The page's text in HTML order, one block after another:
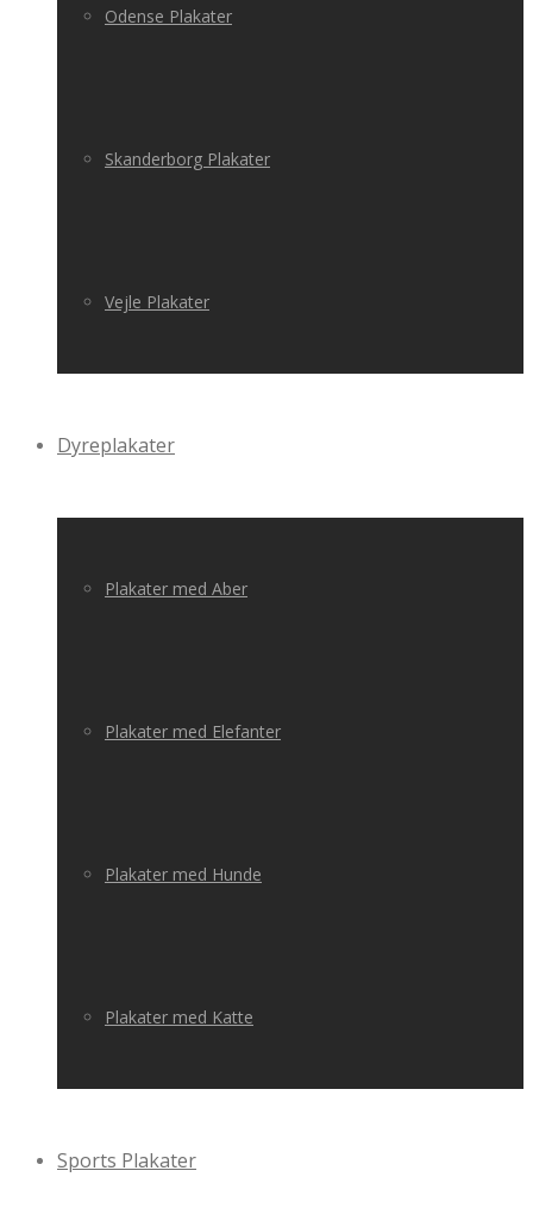
Odense Plakater
Skanderborg Plakater
Vejle Plakater
Dyreplakater
Plakater med Aber
Plakater med Elefanter
Plakater med Hunde
Plakater med Katte
Sports Plakater